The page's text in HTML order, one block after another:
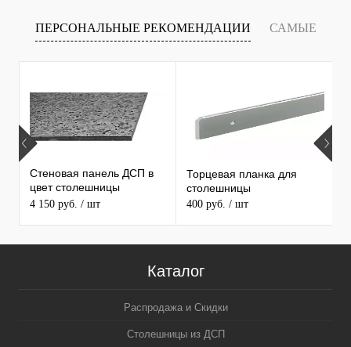
ПЕРСОНАЛЬНЫЕ РЕКОМЕНДАЦИИ САМЫЕ
ПРОДАВАЕМЫЕ ТОВАРЫ
Стеновая панель ДСП в
цвет столешницы
MAERSS
4 150 руб. / шт
Торцевая планка для
столешницы
400 руб. / шт
Каталог
Распродажа и Скидки
Столешницы из ДСП